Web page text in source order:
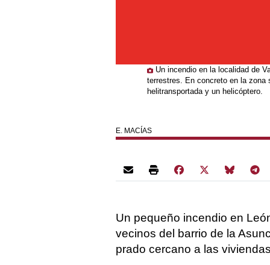
Un incendio en la localidad de
terrestres. En concreto en la zona
helitransportada y un helicóptero.
E. MACÍAS
Un pequeño incendio en
vecinos del barrio de la
prado cercano a las